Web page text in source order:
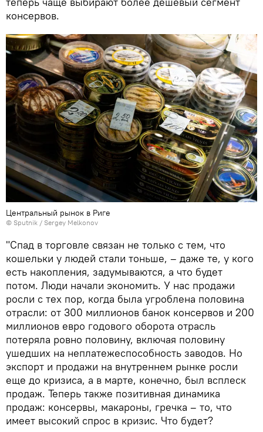
консервов.
Центральный рынок в Риге
© Sputnik / Sergey Melkonov
"Спад в торговле связан не только с тем, что
кошельки у людей стали тоньше, – даже те, у кого
есть накопления, задумываются, а что будет
потом. Люди начали экономить. У нас продажи
росли с тех пор, когда была угроблена половина
отрасли: от 300 миллионов банок консервов и 200
миллионов евро годового оборота отрасль
потеряла ровно половину, включая половину
ушедших на неплатежеспособность заводов. Но
экспорт и продажи на внутреннем рынке росли
еще до кризиса, а в марте, конечно, был всплеск
продаж. Теперь также позитивная динамика
продаж: консервы, макароны, гречка – то, что
имеет высокий спрос в кризис. Что будет?